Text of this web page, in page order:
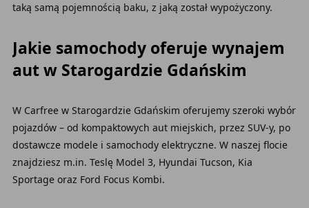
taką samą pojemnością baku, z jaką został wypożyczony.
Jakie samochody oferuje wynajem
aut w Starogardzie Gdańskim
W Carfree w Starogardzie Gdańskim oferujemy szeroki wybór
pojazdów – od kompaktowych aut miejskich, przez SUV-y, po
dostawcze modele i samochody elektryczne. W naszej flocie
znajdziesz m.in. Teslę Model 3, Hyundai Tucson, Kia
Sportage oraz Ford Focus Kombi.